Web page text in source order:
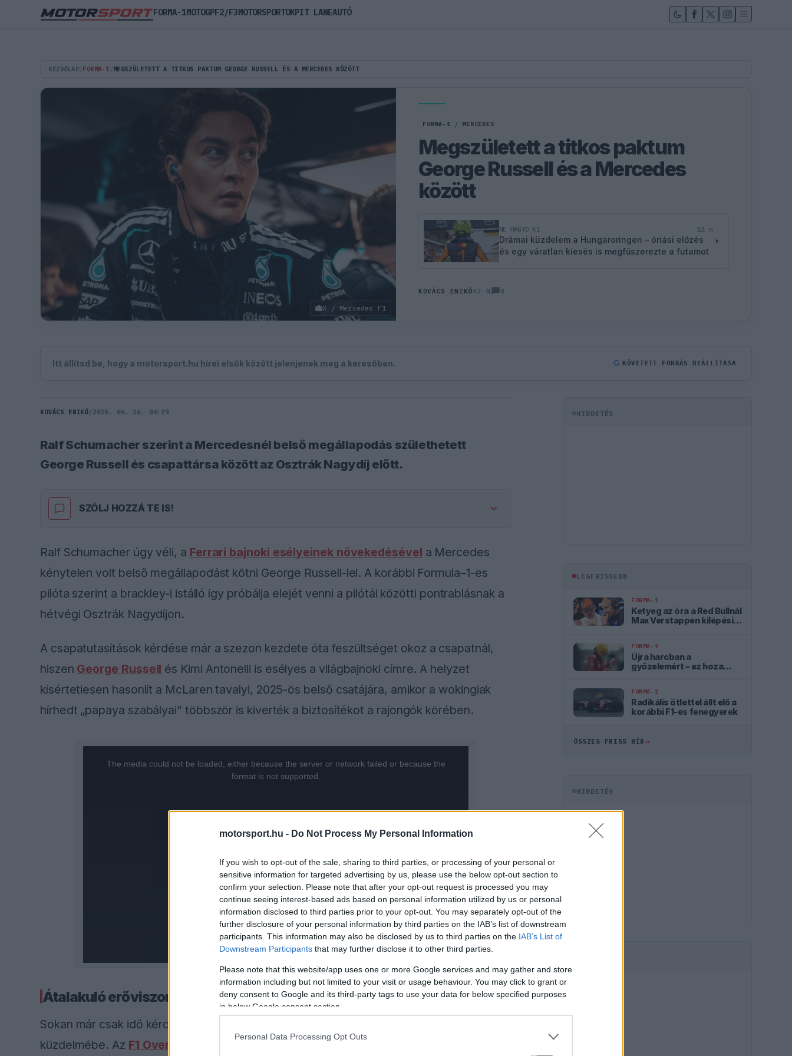
motorsport.hu - Do Not Process My Personal Information
If you wish to opt-out of the sale, sharing to third parties, or processing of your personal or
sensitive information for targeted advertising by us, please use the below opt-out section to
confirm your selection. Please note that after your opt-out request is processed you may
continue seeing interest-based ads based on personal information utilized by us or personal
information disclosed to third parties prior to your opt-out. You may separately opt-out of the
further disclosure of your personal information by third parties on the IAB’s list of downstream
participants. This information may also be disclosed by us to third parties on the IAB’s List of
Downstream Participants that may further disclose it to other third parties.
Please note that this website/app uses one or more Google services and may gather and store
information including but not limited to your visit or usage behaviour. You may click to grant or
deny consent to Google and its third-party tags to use your data for below specified purposes
in below Google consent section.
Personal Data Processing Opt Outs
KEZDŐLAP FORMA-1 MEGSZÜLETETT A TITKOS PAKTUM GEORGE RUSSELL ÉS A MERCEDES KÖZÖTT
X / Mercedes F1
FORMA-1 / MERCEDES
Megszületett a titkos paktum
George Russell és a Mercedes
között
NE HAGYD KI 12 n
Drámai küzdelem a Hungaroringen – óriási előzés
és egy váratlan kiesés is megfűszerezte a futamot
KOVÁCS ENIKŐ43 N 0
Itt állítsd be, hogy a motorsport.hu hírei elsők között jelenjenek meg a keresőben. G KÖVETETT FORRÁS BEÁLLÍTÁSA
KOVÁCS ENIKŐ/ 2026. 06. 26. 04:29
Ralf Schumacher szerint a Mercedesnél belső megállapodás születhetett
George Russell és csapattársa között az Osztrák Nagydíj előtt.
SZÓLJ HOZZÁ TE IS!
Ralf Schumacher úgy véli, a Ferrari bajnoki esélyeinek növekedésével a Mercedes
kénytelen volt belső megállapodást kötni George Russell-lel. A korábbi Formula–1-es
pilóta szerint a brackley-i istálló így próbálja elejét venni a pilótái közötti pontrablásnak a
hétvégi Osztrák Nagydíjon.
A csapatutasítások kérdése már a szezon kezdete óta feszültséget okoz a csapatnál,
hiszen George Russell és Kimi Antonelli is esélyes a világbajnoki címre. A helyzet
kísértetiesen hasonlít a McLaren tavalyi, 2025-ös belső csatájára, amikor a wokingiak
hírhedt „papaya szabályai” többször is kiverték a biztosítékot a rajongók körében.
The media could not be loaded, either because the server or network failed or because the
format is not supported.
Átalakuló erőviszonyok az Osztrák Nagydíj előtt
Sokan már csak idő kérdésének tartották, hogy Toto Wolff mikor avatkozik be a pilótái
küzdelmébe. Az F1 Oversteer
beszámolója szerint Ralf Schumacher a Backstage
HIRDETÉS
LEGFRISSEBB
FORMA-1
Ketyeg az óra a Red Bullnál
Max Verstappen kilépési
FORMA-1
Újra harcban a
győzelemért – ez hoza
FORMA-1
Radikális ötlettel állt elő a
korábbi F1-es fenegyerek
ÖSSZES FRISS HÍR→
HIRDETÉS
FORMA-1MOTOGPF2/F3MOTORSPORTOKPIT LANEAUTÓ